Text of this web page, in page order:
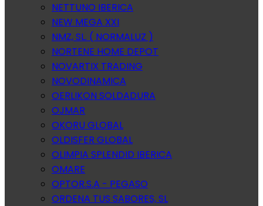
NETTUNO IBERICA
NEW MEGA XXI
NMZ, SL. ( NORMALUZ )
NORTENE HOME DEPOT
NOVARTIX TRADING
NOVODINAMICA
OERLIKON SOLDADURA
OJMAR
OKORU GLOBAL
OLDISFER GLOBAL
OLIMPIA SPLENDID IBERICA
OMARE
OPTOR.S.A - PEGASO
ORDENA TUS SABORES, SL